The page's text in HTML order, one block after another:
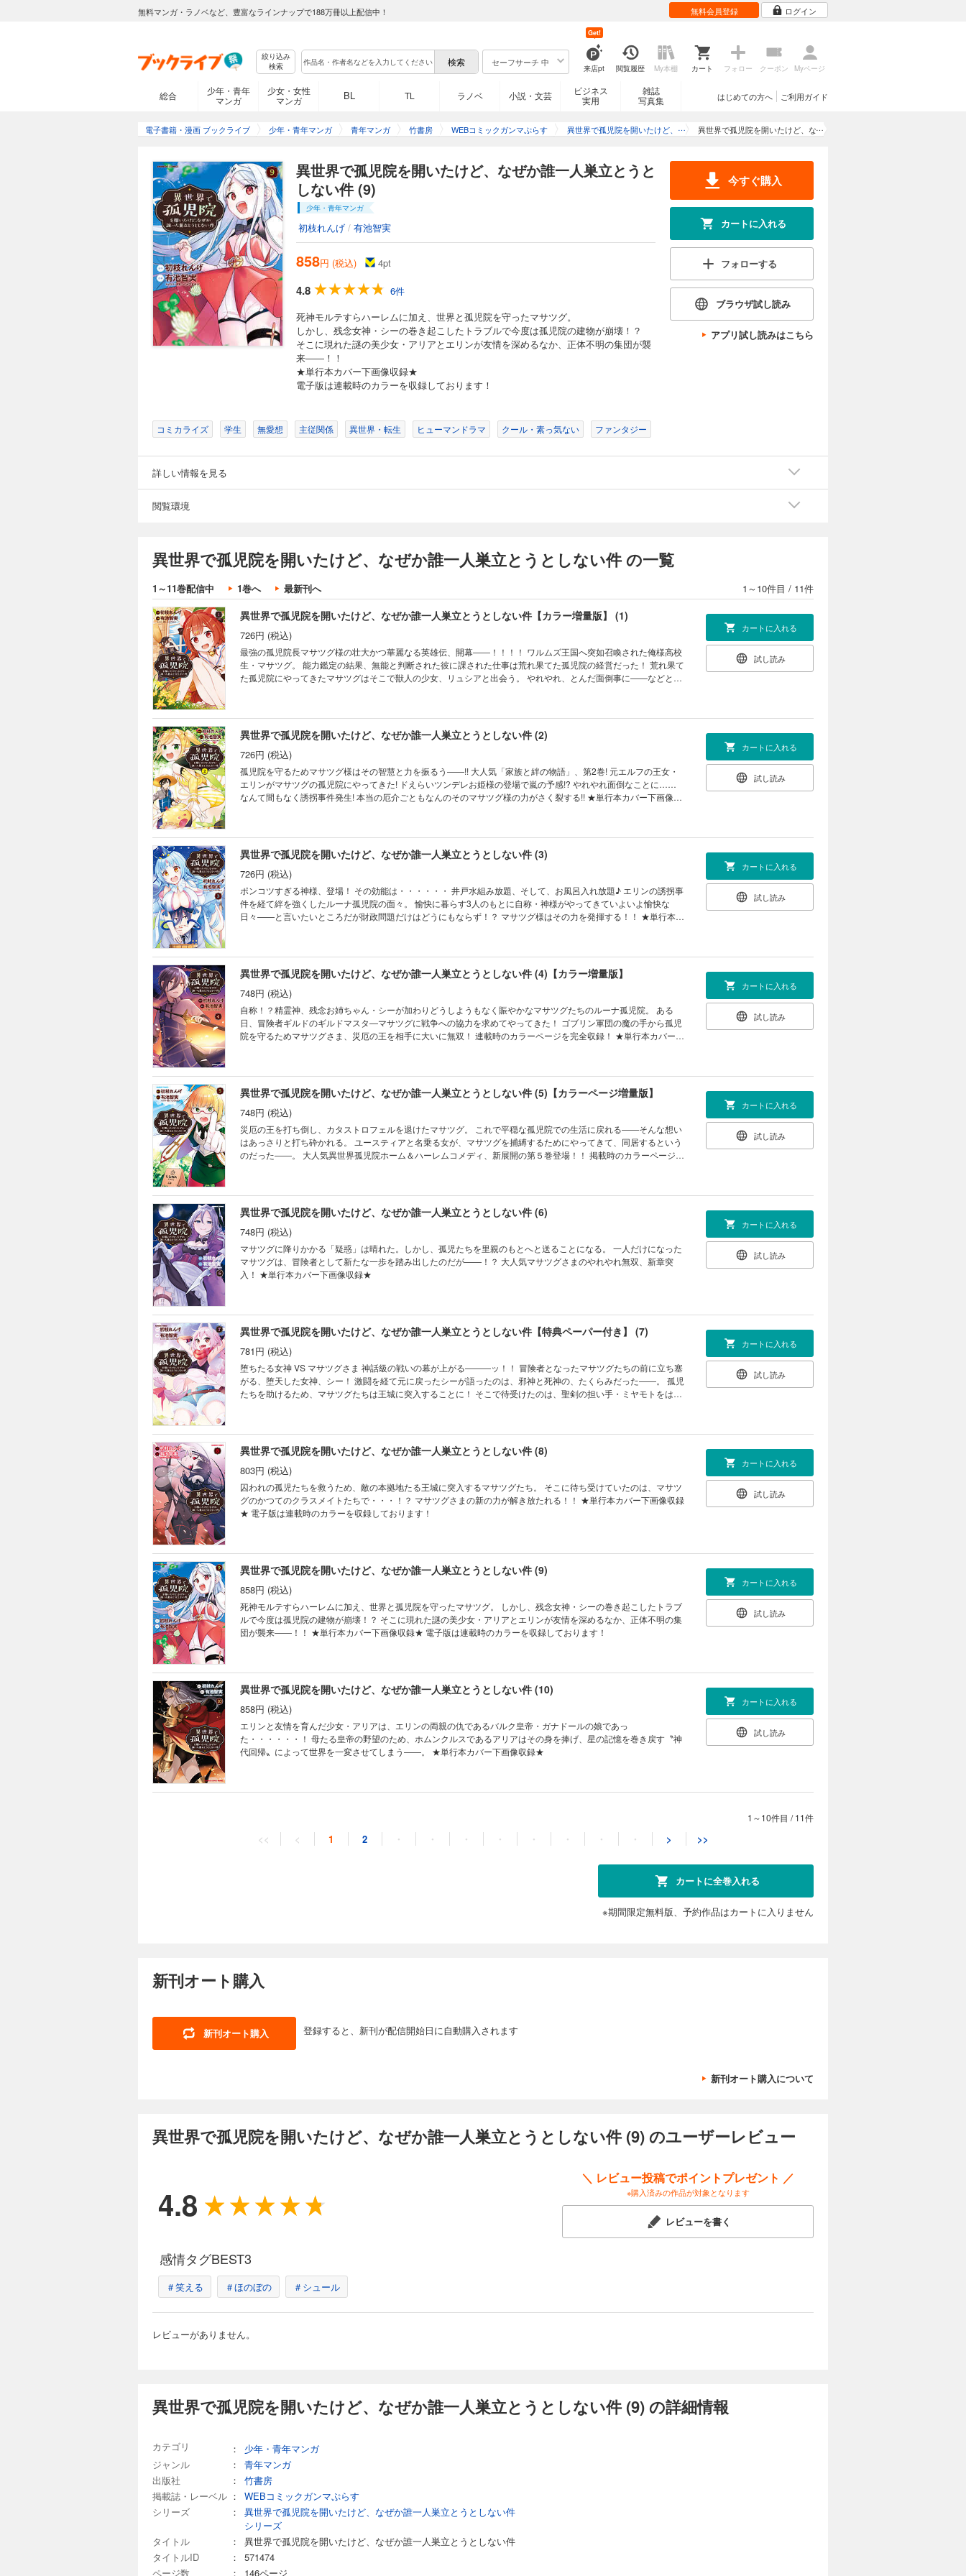
無料マンガ・ラノベなど、豊富なラインナップで188万冊以上配信中！ 無料会員登録 ログイン
絞り込み
検索
セーフサーチ 中
来店pt
Get!
閲覧履歴 My本棚 カート フォロー クーポン Myページ
総合
少年・青年
マンガ
少女・女性
マンガ
BL TL ラノベ 小説・文芸
ビジネス
実用
雑誌
写真集
ご利用ガイド
はじめての方へ
電子書籍・漫画 ブックライブ 少年・青年マンガ 青年マンガ 竹書房 WEBコミックガンマぷらす
異世界で孤児院を開いたけど、
異世界で孤児院を開いたけど、な
(9)
異世界で孤児院を開いたけど、なぜか誰一人巣立とうと
しない件 (9)
少年・青年マンガ
初枝れんげ / 有池智実
858円 (税込) 4pt
4.8
6件
死神モルテすらハーレムに加え、世界と孤児院を守ったマサツグ。
しかし、残念女神・シーの巻き起こしたトラブルで今度は孤児院の建物が崩壊！？
そこに現れた謎の美少女・アリアとエリンが友情を深めるなか、正体不明の集団が襲
来――！！
★単行本カバー下画像収録★
電子版は連載時のカラーを収録しております！
今すぐ購入
カートに入れる
フォローする
ブラウザ試し読み
アプリ試し読みはこちら
コミカライズ 学生 無愛想 主従関係 異世界・転生 ヒューマンドラマ クール・素っ気ない ファンタジー
詳しい情報を見る
閲覧環境
異世界で孤児院を開いたけど、なぜか誰一人巣立とうとしない件 の一覧
1～11巻配信中 1巻へ 最新刊へ 1～10件目 / 11件
異世界で孤児院を開いたけど、なぜか誰一人巣立とうとしない件【カラー増量版】 (1)
726円 (税込)
最強の孤児院長マサツグ様の壮大かつ華麗なる英雄伝、開幕――！！！！ ワルムズ王国へ突如召喚された俺様高校
生・マサツグ。 能力鑑定の結果、無能と判断された彼に課された仕事は荒れ果てた孤児院の経営だった！ 荒れ果て
た孤児院にやってきたマサツグはそこで獣人の少女、リュシアと出会う。 やれやれ、とんだ面倒事に――などと思
カートに入れる
試し読み
異世界で孤児院を開いたけど、なぜか誰一人巣立とうとしない件 (2)
726円 (税込)
孤児院を守るためマサツグ様はその智慧と力を振るう――!! 大人気「家族と絆の物語」、第2巻! 元エルフの王女・
エリンがマサツグの孤児院にやってきた! ドえらいツンデレお姫様の登場で嵐の予感!? やれやれ面倒なことに……
なんて間もなく誘拐事件発生! 本当の厄介ごともなんのそのマサツグ様の力がさく裂する!! ★単行本カバー下画像収
カートに入れる
試し読み
異世界で孤児院を開いたけど、なぜか誰一人巣立とうとしない件 (3)
726円 (税込)
ポンコツすぎる神様、登場！ その効能は・・・・・・ 井戸水組み放題、そして、お風呂入れ放題♪ エリンの誘拐事
件を経て絆を強くしたルーナ孤児院の面々。 愉快に暮らす3人のもとに自称・神様がやってきていよいよ愉快な
日々――と言いたいところだが財政問題だけはどうにもならず！？ マサツグ様はその力を発揮する！！ ★単行本カ
カートに入れる
試し読み
異世界で孤児院を開いたけど、なぜか誰一人巣立とうとしない件 (4)【カラー増量版】
748円 (税込)
自称！？精霊神、残念お姉ちゃん・シーが加わりどうしようもなく賑やかなマサツグたちのルーナ孤児院。 ある
日、冒険者ギルドのギルドマスタ―マサツグに戦争への協力を求めてやってきた！ ゴブリン軍団の魔の手から孤児
院を守るためマサツグさま、災厄の王を相手に大いに無双！ 連載時のカラーページを完全収録！ ★単行本カバー下
カートに入れる
試し読み
異世界で孤児院を開いたけど、なぜか誰一人巣立とうとしない件 (5)【カラーページ増量版】
748円 (税込)
災厄の王を打ち倒し、カタストロフェルを退けたマサツグ。 これで平穏な孤児院での生活に戻れる――そんな想い
はあっさりと打ち砕かれる。 ユースティアと名乗る女が、マサツグを捕縛するためにやってきて、同居するという
のだった――。 大人気異世界孤児院ホーム＆ハーレムコメディ、新展開の第５巻登場！！ 掲載時のカラーページ全
カートに入れる
試し読み
異世界で孤児院を開いたけど、なぜか誰一人巣立とうとしない件 (6)
748円 (税込)
マサツグに降りかかる「疑惑」は晴れた。しかし、孤児たちを里親のもとへと送ることになる。 一人だけになった
マサツグは、冒険者として新たな一歩を踏み出したのだが――！？ 大人気マサツグさまのやれやれ無双、新章突
入！ ★単行本カバー下画像収録★
カートに入れる
試し読み
異世界で孤児院を開いたけど、なぜか誰一人巣立とうとしない件【特典ペーパー付き】 (7)
781円 (税込)
堕ちたる女神 VS マサツグさま 神話級の戦いの幕が上がる―――ッ！！ 冒険者となったマサツグたちの前に立ち塞
がる、堕天した女神、シー！ 激闘を経て元に戻ったシーが語ったのは、邪神と死神の、たくらみだった――。 孤児
たちを助けるため、マサツグたちは王城に突入することに！ そこで待受けたのは、聖剣の担い手・ミヤモトをはじ
カートに入れる
試し読み
異世界で孤児院を開いたけど、なぜか誰一人巣立とうとしない件 (8)
803円 (税込)
囚われの孤児たちを救うため、敵の本拠地たる王城に突入するマサツグたち。 そこに待ち受けていたのは、マサツ
グのかつてのクラスメイトたちで・・・！？ マサツグさまの新の力が解き放たれる！！ ★単行本カバー下画像収録
★ 電子版は連載時のカラーを収録しております！
カートに入れる
試し読み
異世界で孤児院を開いたけど、なぜか誰一人巣立とうとしない件 (9)
858円 (税込)
死神モルテすらハーレムに加え、世界と孤児院を守ったマサツグ。 しかし、残念女神・シーの巻き起こしたトラブ
ルで今度は孤児院の建物が崩壊！？ そこに現れた謎の美少女・アリアとエリンが友情を深めるなか、正体不明の集
団が襲来――！！ ★単行本カバー下画像収録★ 電子版は連載時のカラーを収録しております！
カートに入れる
試し読み
異世界で孤児院を開いたけど、なぜか誰一人巣立とうとしない件 (10)
858円 (税込)
エリンと友情を育んだ少女・アリアは、エリンの両親の仇であるバルク皇帝・ガナドールの娘であっ
た・・・・・・！ 母たる皇帝の野望のため、ホムンクルスであるアリアはその身を捧げ、星の記憶を巻き戻す〝神
代回帰〟によって世界を一変させてしまう――。 ★単行本カバー下画像収録★
カートに入れる
試し読み
“神代回帰”により過去へと変貌した世界でマサツグたちは、ハイエルフたちの協力のもと、皇帝ガナドールの過去
と乗り込んだマサツグたちが目にしたのは――!? ★単行本カバー下画像収録★ 電子版は連載時のカラーを収録して
カートに入れる
1～10件目 /11件
<< < 1 2 ・ ・ ・ ・ ・ ・ ・ ・ > >>
カートに全巻入れる
※期間限定無料版、予約作品はカートに入りません
新刊オート購入
新刊オート購入 登録すると、新刊が配信開始日に自動購入されます
新刊オート購入について
異世界で孤児院を開いたけど、なぜか誰一人巣立とうとしない件 (9) のユーザーレビュー
4.8
＼ レビュー投稿でポイントプレゼント ／
※購入済みの作品が対象となります
レビューを書く
感情タグBEST3
＃笑える ＃ほのぼの ＃シュール
レビューがありません。
異世界で孤児院を開いたけど、なぜか誰一人巣立とうとしない件 (9) の詳細情報
カテゴリ ：
少年・青年マンガ
ジャンル
：
青年マンガ
出版社
：
竹書房
掲載誌・レーベル ：
WEBコミックガンマぷらす
シリーズ
：
異世界で孤児院を開いたけど、なぜか誰一人巣立とうとしない件
シリーズ
タイトル
：
異世界で孤児院を開いたけど、なぜか誰一人巣立とうとしない件
タイトルID
：
571474
ページ数
： 146ページ